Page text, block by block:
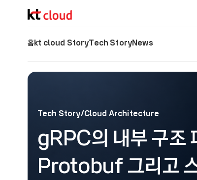
기술 블로그 (Tech) | kt cloud
홈 kt cloud StoryTech StoryNews
Tech Story/Cloud Architecture
gRPC의 내부 구
Protobuf 그리고